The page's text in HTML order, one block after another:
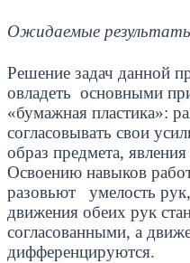
Ожидаемые
Решение задач данной
овладеть основными
«бумажная пластика»:
согласовывать свои
образ предмета,
Освоению навыков
разовьют умелость
движения обеих рук
согласованными, а
дифференцируются.